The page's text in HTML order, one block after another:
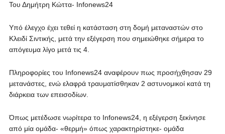
Του Δημήτρη Κώττα- Infonews24
Υπό έλεγχο έχει τεθεί η κατάσταση στη δομή μεταναστών στο
Κλειδί Σιντικής, μετά την εξέγερση που σημειώθηκε σήμερα το
απόγευμα λίγο μετά τις 4.
Πληροφορίες του Infonews24 αναφέρουν πως προσήχθησαν 29
μετανάστες, ενώ ελαφρά τραυματίσθηκαν 2 αστυνομικοί κατά τη
διάρκεια των επεισοδίων.
Όπως μετέδωσε νωρίτερα το Infonews24, η εξέγερση ξεκίνησε
από μία ομάδα- «θερμή» όπως χαρακτηρίστηκε- ομάδα